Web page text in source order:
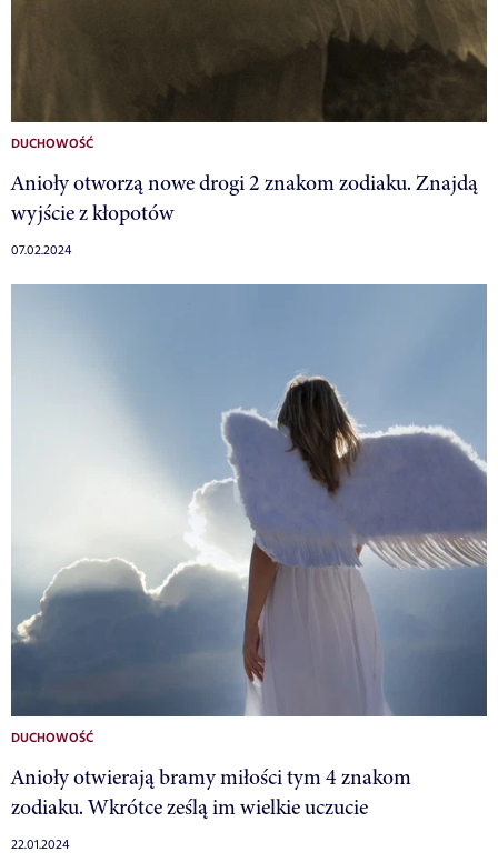
DUCHOWOŚĆ
Anioły otworzą nowe drogi 2 znakom zodiaku. Znajdą
wyjście z kłopotów
07.02.2024
DUCHOWOŚĆ
Anioły otwierają bramy miłości tym 4 znakom
zodiaku. Wkrótce ześlą im wielkie uczucie
22.01.2024